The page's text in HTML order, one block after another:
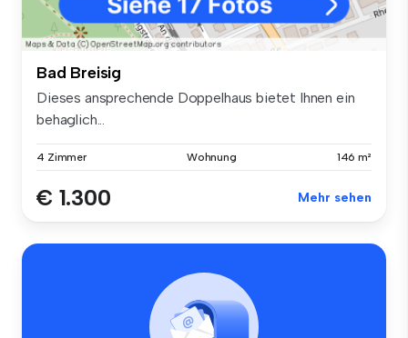
Bad Breisig
Dieses ansprechende Doppelhaus bietet Ihnen ein
behaglich...
4 Zimmer Wohnung 146 m²
€ 1.300 Mehr sehen